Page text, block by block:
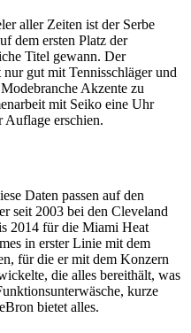
aller Zeiten ist der Serbe
dem ersten Platz der
Titel gewann. Der
gut mit Tennisschläger und
Akzente zu
mit Seiko eine Uhr
Auflage erschien.
Daten passen auf den
seit 2003 bei den Cleveland
2014 für die Miami Heat
in erster Linie mit dem
für die er mit dem Konzern
die alles bereithält, was
kurze
bietet alles.